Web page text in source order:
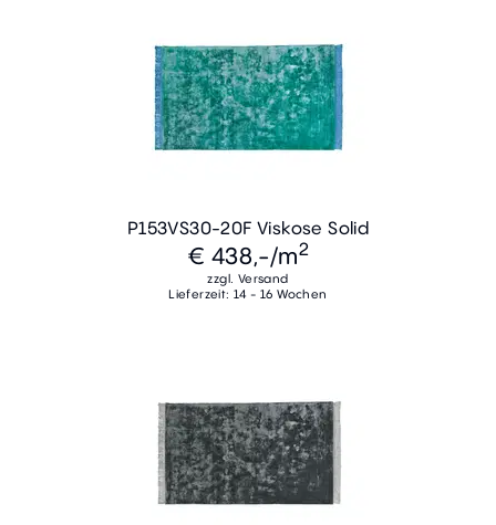
P153VS30-20F Viskose Solid
€ 438,-/m2
zzgl. Versand
Lieferzeit: 14 - 16 Wochen